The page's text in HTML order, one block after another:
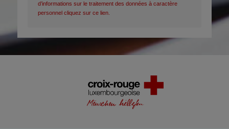
d’informations sur le traitement des données à caractère
personnel cliquez sur ce lien.